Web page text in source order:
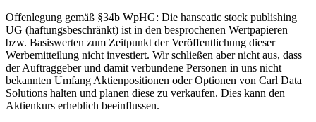
Offenlegung gemäß §34b WpHG: Die hanseatic stock publishing
UG (haftungsbeschränkt) ist in den besprochenen Wertpapieren
bzw. Basiswerten zum Zeitpunkt der Veröffentlichung dieser
Werbemitteilung nicht investiert. Wir schließen aber nicht aus, dass
der Auftraggeber und damit verbundene Personen in uns nicht
bekannten Umfang Aktienpositionen oder Optionen von Carl Data
Solutions halten und planen diese zu verkaufen. Dies kann den
Aktienkurs erheblich beeinflussen.